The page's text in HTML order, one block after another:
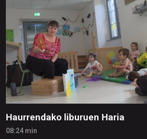
Haurrendako liburuen Haria
08:24 min